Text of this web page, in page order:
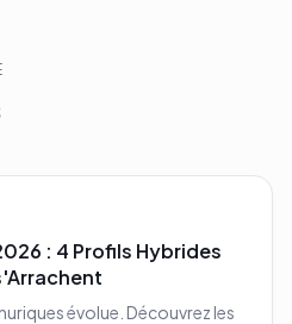
: 4 Profils Hybrides
évolue. Découvrez les